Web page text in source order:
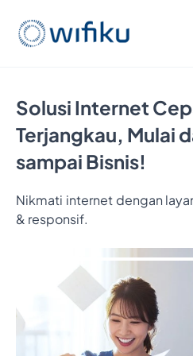
Solusi Internet
Terjangkau, Mulai
sampai Bisnis!
Nikmati internet dengan
& responsif.